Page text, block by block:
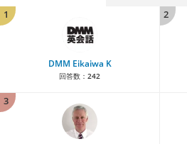
1
DMM Eikaiwa K
回答数： 242
2
3